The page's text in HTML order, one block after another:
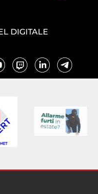
DIGITALE